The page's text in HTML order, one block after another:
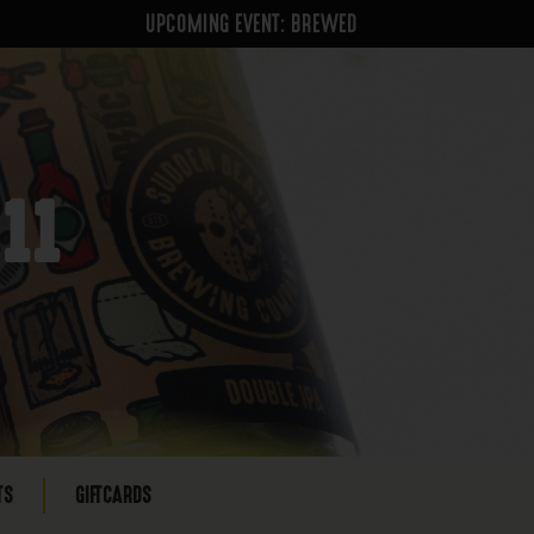
UPCOMING EVENT: BREWED
GIFTCARDS